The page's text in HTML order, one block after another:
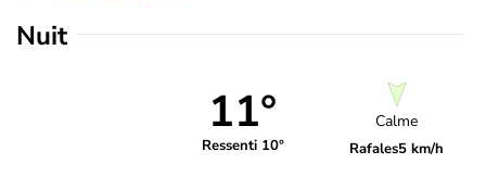
Nuit
11°
Ressenti 10°
Calme
Rafales5 km/h